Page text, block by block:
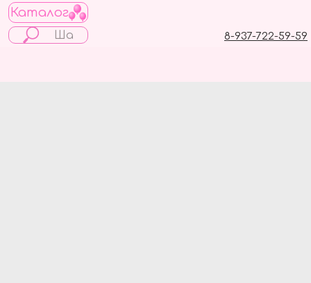
Каталог
8-937-722-59-59